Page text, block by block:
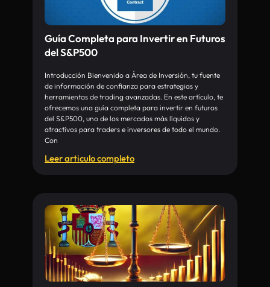
Guía Completa para Invertir en Futuros
del S&P500
Introducción Bienvenido a Área de Inversión, tu fuente
de información de confianza para estrategias y
herramientas de trading avanzadas. En este artículo, te
ofrecemos una guía completa para invertir en futuros
del S&P500, uno de los mercados más líquidos y
atractivos para traders e inversores de todo el mundo.
Con
Leer articulo completo